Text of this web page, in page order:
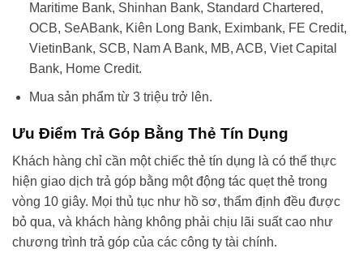
Maritime Bank, Shinhan Bank, Standard Chartered,
OCB, SeABank, Kiên Long Bank, Eximbank, FE Credit,
VietinBank, SCB, Nam A Bank, MB, ACB, Viet Capital
Bank, Home Credit.
Mua sản phẩm từ 3 triệu trở lên.
Ưu Điểm Trả Góp Bằng Thẻ Tín Dụng
Khách hàng chỉ cần một chiếc thẻ tín dụng là có thể thực
hiện giao dịch trả góp bằng một động tác quẹt thẻ trong
vòng 10 giây. Mọi thủ tục như hồ sơ, thẩm định đều được
bỏ qua, và khách hàng không phải chịu lãi suất cao như
chương trình trả góp của các công ty tài chính.